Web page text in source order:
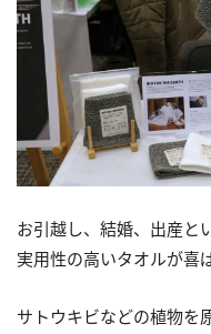
お引越し、結婚、出産と
実用性の高いタオルが喜
サトウキビなどの植物を